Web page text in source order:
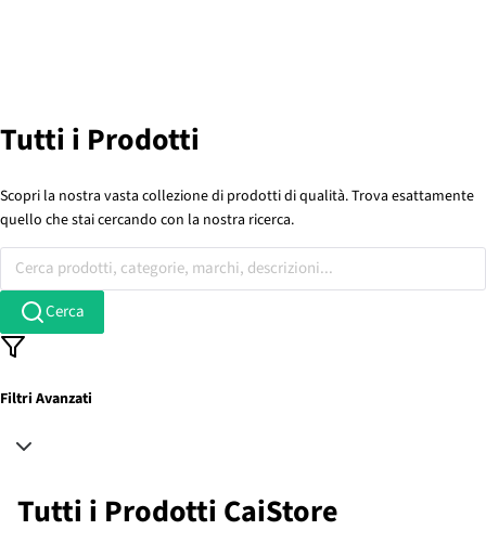
Tutti i Prodotti
Scopri la nostra vasta collezione di prodotti di qualità. Trova esattamente
quello che stai cercando con la nostra ricerca.
Cerca prodotti, categorie, marchi, descrizioni...
Cerca
Filtri Avanzati
Tutti i Prodotti CaiStore